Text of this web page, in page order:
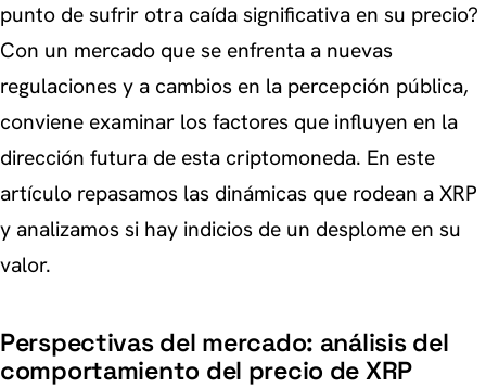
punto de sufrir otra caída significativa en su precio?
Con un mercado que se enfrenta a nuevas
regulaciones y a cambios en la percepción pública,
conviene examinar los factores que influyen en la
dirección futura de esta criptomoneda. En este
artículo repasamos las dinámicas que rodean a XRP
y analizamos si hay indicios de un desplome en su
valor.
Perspectivas del mercado: análisis del
comportamiento del precio de XRP